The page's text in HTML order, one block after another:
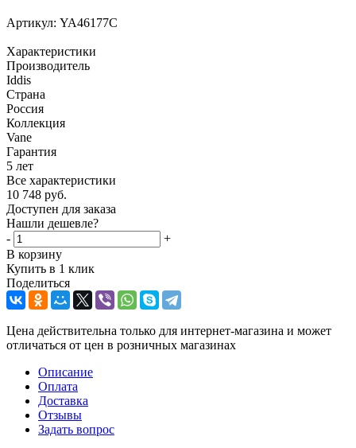
Артикул: YA46177C
Характеристики
Производитель
Iddis
Страна
Россия
Коллекция
Vane
Гарантия
5 лет
Все характеристики
10 748 руб.
Доступен для заказа
Нашли дешевле?
-
+
В корзину
Купить в 1 клик
Поделиться
Цена действительна только для интернет-магазина и может
отличаться от цен в розничных магазинах
Описание
Оплата
Доставка
Отзывы
Задать вопрос